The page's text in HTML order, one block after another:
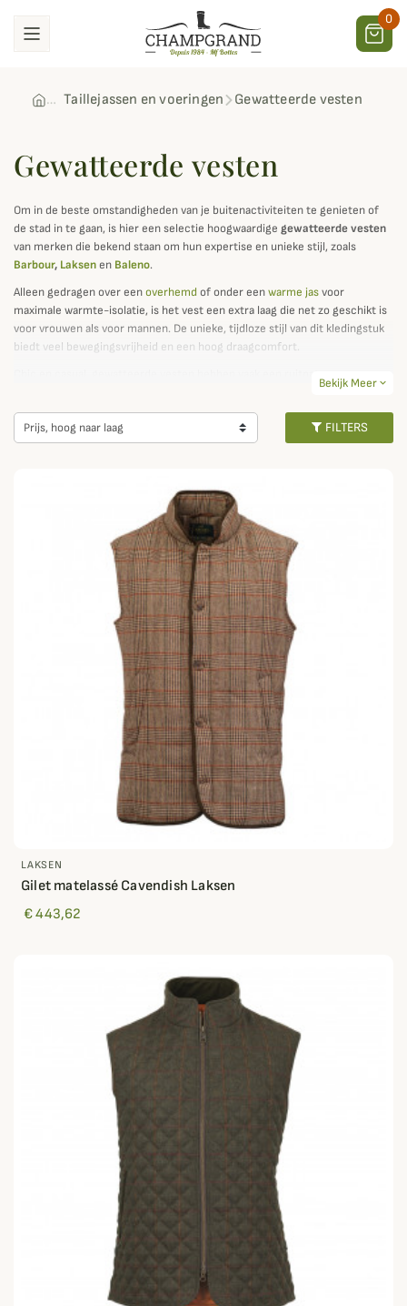
0
Taillejassen en voeringen Gewatteerde vesten
Gewatteerde vesten
Om in de beste omstandigheden van je buitenactiviteiten te genieten of
de stad in te gaan, is hier een selectie hoogwaardige gewatteerde vesten
van merken die bekend staan om hun expertise en unieke stijl, zoals
Barbour, Laksenen Baleno.
Alleen gedragen over eenoverhemd of onder eenwarme jasvoor
maximale warmte-isolatie, is het vest een extra laag die net zo geschikt is
voor vrouwen als voor mannen. De unieke, tijdloze stijl van dit kledingstuk
biedt veel bewegingsvrijheid en een hoog draagcomfort.
isolerende voering om de lichaamstemperatuur te helpen reguleren,
dankzij Primaloft of Isoloft watten.
Verkrijgbaar bij een groot aantal merken, ontdek al onze gewatteerde
bij het seizoen, je buitenactiviteit en je look!
Bekijk Meer expand_more
Prijs, hoog naar laag FILTERS
LAKSEN
Gilet matelassé Cavendish Laksen
€ 443,62